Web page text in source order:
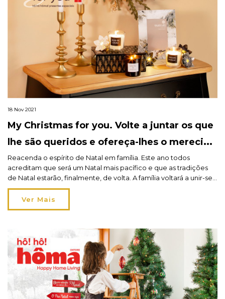
18 Nov 2021
My Christmas for you. Volte a juntar os que
lhe são queridos e ofereça-lhes o merecido
presente.
Reacenda o espírito de Natal em família. Este ano todos
acreditam que será um Natal mais pacífico e que as tradições
de Natal estarão, finalmente, de volta. A família voltará a unir-se
em casa e à mesa numa celebração com momentos de
convívio e muita partilha. Isso também significa que está na
altura de começar […]
Ver Mais